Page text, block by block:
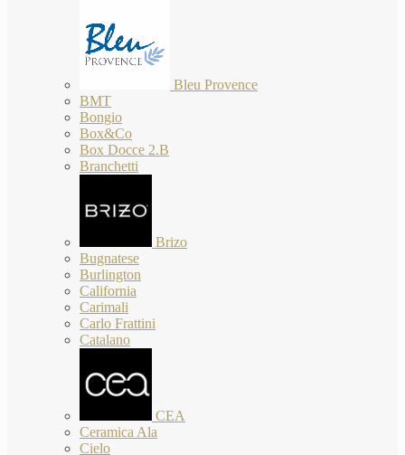
Bleu Provence
BMT
Bongio
Box&Co
Box Docce 2.B
Branchetti
Brizo
Bugnatese
Burlington
California
Carimali
Carlo Frattini
Catalano
CEA
Ceramica Ala
Cielo